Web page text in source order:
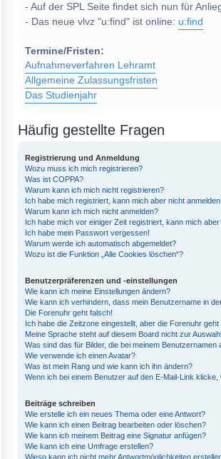
- Auf der SPL Seite findet sich nun für
- Das neue vlvz "u:find" ist online: u:find
Termine/Fristen:
Aufnahmeverfahren Lehramt
Allgemeine Zulassungsfristen
Das Studienjahr
Häufig gestellte Fragen
Registrierung und Anmeldung
Wozu muss ich mich registrieren?
Was ist COPPA?
Warum kann ich mich nicht registrieren?
Ich habe mich registriert, kann mich aber nicht anmelden!
Warum kann ich mich nicht anmelden?
Ich habe mich vor einiger Zeit registriert, kann mich
Ich habe mein Passwort vergessen!
Warum werde ich automatisch abgemeldet?
Wozu ist die Funktion „Alle Cookies löschen“?
Benutzerpräferenzen und -einstellungen
Wie kann ich meine Einstellungen ändern?
Wie kann ich verhindern, dass mein Benutzername in
Die Forenuhr geht falsch!
Ich habe die Zeitzone eingestellt, aber die Forenuhr
Meine Sprache steht auf diesem Board nicht zur
Was sind das für Bilder, die bei meinem Benutzernamen
Wie verwende ich einen Avatar?
Was ist mein Rang und wie kann ich ihn ändern?
Wenn ich bei einem Benutzer auf den E-Mail-Link
Beiträge schreiben
Wie erstelle ich ein neues Thema oder eine Antwort?
Wie kann ich einen Beitrag bearbeiten oder löschen?
Wie kann ich meinem Beitrag eine Signatur anfügen?
Wie kann ich eine Umfrage erstellen?
Wieso kann ich nicht mehr Antwortmöglichkeiten